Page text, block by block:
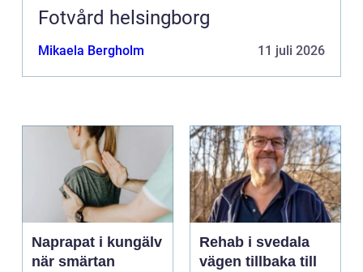
Fotvård helsingborg
Mikaela Bergholm 11 juli 2026
Naprapat i kungälv
när smärtan
Rehab i svedala
vägen tillbaka till